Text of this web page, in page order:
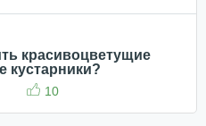
красивоцветущие
кустарники?
10